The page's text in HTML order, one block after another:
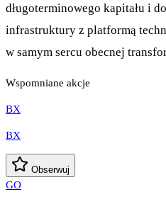
długoterminowego kapitału i
infrastruktury z platformą
w samym sercu obecnej
Wspomniane akcje
BX
BX
Obserwuj
GO